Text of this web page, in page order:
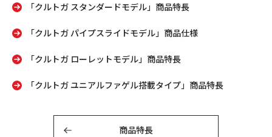
「クルトガ スタンダードモデル」商品特長
「クルトガ パイプスライドモデル」商品仕様
「クルトガ ローレットモデル」商品特長
「クルトガ ユニアルファゲル搭載タイプ」商品特長
商品特長